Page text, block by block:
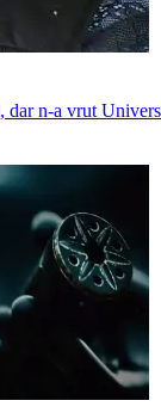
dar n-a vrut